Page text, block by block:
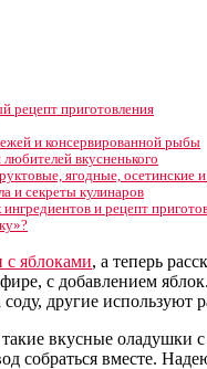
рецепт приготовления
и консервированной рыбы
вкусненького
ягодные, осетинские
и секреты кулинаров
и рецепт
с яблоками, а теперь
с добавлением
другие используют
вкусные
собраться вместе.